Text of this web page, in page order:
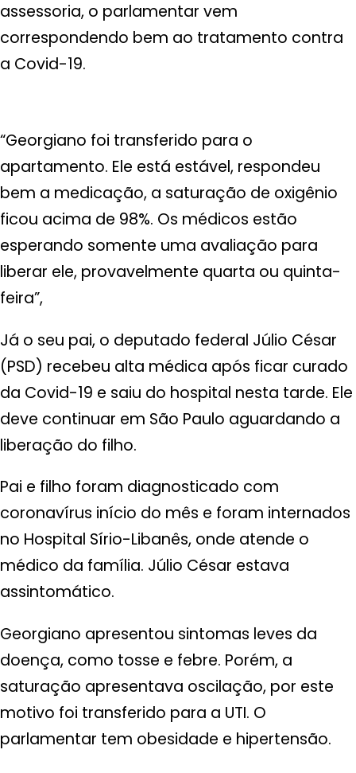
assessoria, o parlamentar vem
correspondendo bem ao tratamento contra
a Covid-19.
“Georgiano foi transferido para o
apartamento. Ele está estável, respondeu
bem a medicação, a saturação de oxigênio
ficou acima de 98%. Os médicos estão
esperando somente uma avaliação para
liberar ele, provavelmente quarta ou quinta-
feira”,
Já o seu pai, o deputado federal Júlio César
(PSD) recebeu alta médica após ficar curado
da Covid-19 e saiu do hospital nesta tarde. Ele
deve continuar em São Paulo aguardando a
liberação do filho.
Pai e filho foram diagnosticado com
coronavírus início do mês e foram internados
no Hospital Sírio-Libanês, onde atende o
médico da família. Júlio César estava
assintomático.
Georgiano apresentou sintomas leves da
doença, como tosse e febre. Porém, a
saturação apresentava oscilação, por este
motivo foi transferido para a UTI. O
parlamentar tem obesidade e hipertensão.